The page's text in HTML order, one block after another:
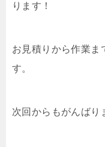
ります！
お見積りから作業ま
す。
次回からもがんばり